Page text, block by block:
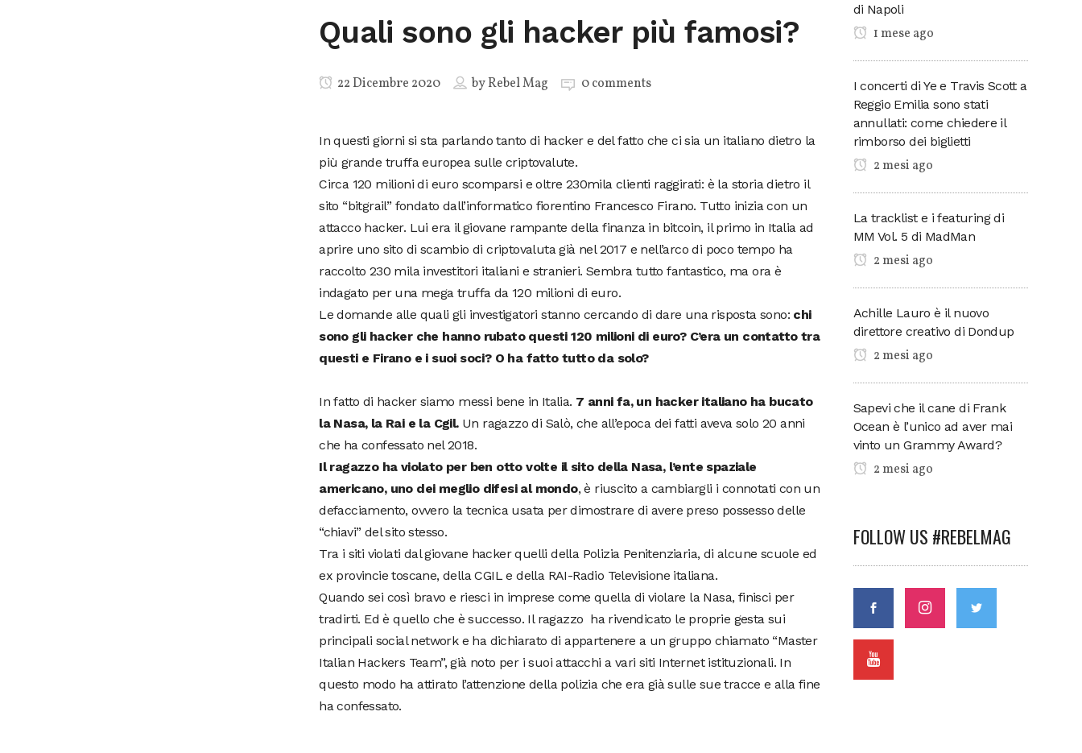
Quali sono gli hacker più famosi?
22 Dicembre 2020 byRebel Mag 0 comments
In questi giorni si sta parlando tanto di hacker e del fatto che ci sia un italiano dietro la
più grande truffa europea sulle criptovalute.
Circa 120 milioni di euro scomparsi e oltre 230mila clienti raggirati: è la storia dietro il
sito “bitgrail” fondato dall’informatico fiorentino Francesco Firano. Tutto inizia con un
attacco hacker. Lui era il giovane rampante della finanza in bitcoin, il primo in Italia ad
aprire uno sito di scambio di criptovaluta già nel 2017 e nell’arco di poco tempo ha
raccolto 230 mila investitori italiani e stranieri. Sembra tutto fantastico, ma ora è
indagato per una mega truffa da 120 milioni di euro.
Le domande alle quali gli investigatori stanno cercando di dare una risposta sono: chi
sono gli hacker che hanno rubato questi 120 milioni di euro? C’era un contatto tra
questi e Firano e i suoi soci? O ha fatto tutto da solo?
In fatto di hacker siamo messi bene in Italia. 7 anni fa, un hacker italiano ha bucato
la Nasa, la Rai e la Cgil.Un ragazzo di Salò, che all’epoca dei fatti aveva solo 20 anni
che ha confessato nel 2018.
Il ragazzo ha violato per ben otto volte il sito della Nasa, l’ente spaziale
americano, uno dei meglio difesi al mondo, è riuscito a cambiargli i connotati con un
defacciamento, ovvero la tecnica usata per dimostrare di avere preso possesso delle
“chiavi” del sito stesso.
Tra i siti violati dal giovane hacker quelli della Polizia Penitenziaria, di alcune scuole ed
ex provincie toscane, della CGIL e della RAI-Radio Televisione italiana.
Quando sei così bravo e riesci in imprese come quella di violare la Nasa, finisci per
tradirti. Ed è quello che è successo. Il ragazzo ha rivendicato le proprie gesta sui
principali social network e ha dichiarato di appartenere a un gruppo chiamato “Master
Italian Hackers Team”, già noto per i suoi attacchi a vari siti Internet istituzionali. In
questo modo ha attirato l’attenzione della polizia che era già sulle sue tracce e alla fine
ha confessato.
di Napoli
1 mese ago
I concerti di Ye e Travis Scott a
Reggio Emilia sono stati
annullati: come chiedere il
rimborso dei biglietti
2 mesi ago
La tracklist e i featuring di
MM Vol. 5 di MadMan
2 mesi ago
Achille Lauro è il nuovo
direttore creativo di Dondup
2 mesi ago
Sapevi che il cane di Frank
Ocean è l’unico ad aver mai
vinto un Grammy Award?
2 mesi ago
FOLLOW US #REBELMAG